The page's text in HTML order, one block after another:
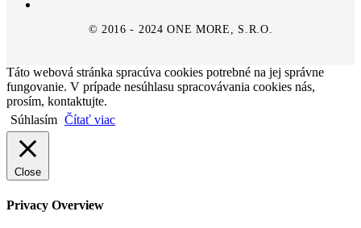
© 2016 - 2024 ONE MORE, S.R.O.
Táto webová stránka spracúva cookies potrebné na jej správne
fungovanie. V prípade nesúhlasu spracovávania cookies nás,
prosím, kontaktujte.
Súhlasím Čítať viac
Close
Privacy Overview